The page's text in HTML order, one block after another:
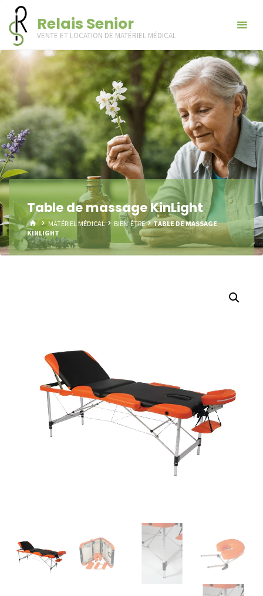
content
Relais Senior
VENTE ET LOCATION DE MATÉRIEL MÉDICAL
Table de massage KinLight
HOMEMATÉRIEL MÉDICAL BIEN-ÊTRE
TABLE DE MASSAGE
KINLIGHT